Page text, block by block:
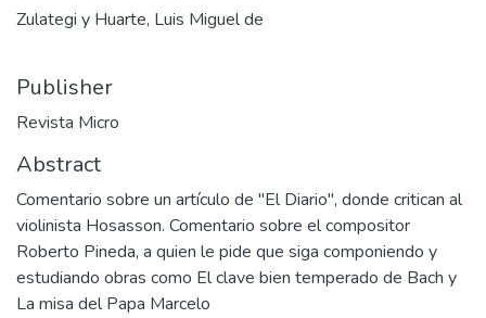
Zulategi y Huarte, Luis Miguel de
Publisher
Revista Micro
Abstract
Comentario sobre un artículo de "El Diario", donde critican al
violinista Hosasson. Comentario sobre el compositor
Roberto Pineda, a quien le pide que siga componiendo y
estudiando obras como El clave bien temperado de Bach y
La misa del Papa Marcelo